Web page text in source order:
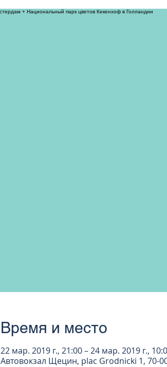
Время и место
22 мар. 2019 г., 21:00 – 24 мар. 2019 г.,
Автовокзал Щецин, plac Grodnicki 1, 70-